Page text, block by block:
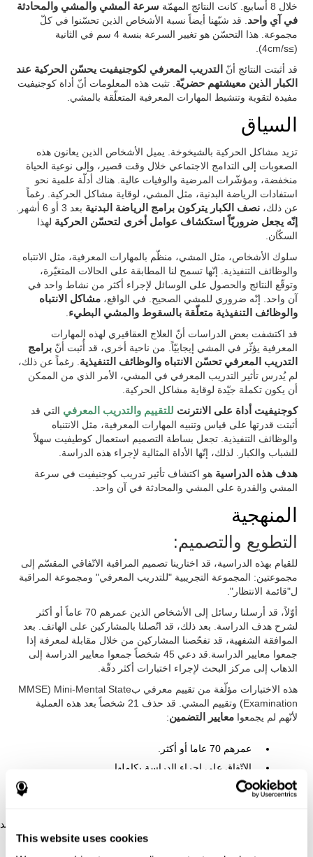
This website uses cookies
خلال 8 أسابيع. كانت النتائج المهمّة
سرعة المشي والمشي والمحادثة
في آي واحد . قد شبّهنا أيضاً نسبة الأشخاص الذين تحسّنوا في كلّ
مجموعة. هذا التحسّن هو تغيير السرعة بنسة 4 سم في الثانية
(≥4cm/s).
قد أثبتت النتائج أنّ
التدريب المعرفي لكوجنيفيت يحسّن الحركية عند
الكبار الذين معيشتهم حضريّة . تثبت هذه المعلومات أنّ أداة كوجنيفيت
مفيدة لتقوية وتنشيط المهارات المعرفية المتعلّقة بالمشي.
السياق
تزيد مشاكل الحركية بالشيخوخة. يميل الأشخاص الذين يعانون هذه
الصعوبات إلى التدامج الاجتماعي خلال وقت قصير، وإلى نوعية الحياة
منخفضة، ومؤشّرات المرضية والوفيات عالية. هناك أدلّة علمية نحو
استفادات الرياضة البدنية، مثل المشي، لوقاية مشاكل الحركية. رغماً
عن ذلك،نصف الكبار يتركون برامج الرياضة البدنية بعد 3 أو 6 أشهر.
إنّه يجعل ضروريّاً استكشاف عوامل أخرى لتحسّن الحركية لهذا
السكّان.
سلوك الأشخاص، مثل المشي، منظّم بالمهارات المعرفية، مثل الانتباه
والوظائف التنفيذية. إنّها تسمح لنا المطابقة على الحالات المتغيّرة،
وتوقّع النتائج والحصول على الوسائل لإجراء أكثر من نشاط واحد في
آن واحد. إنّه ضروري للمشي الصحيح. في الواقع،مشاكل الانتباه
والوظائف التنفيذية متعلّقة بالسقوط والمشي البطيء
قد اكتشفت بعض الدراسات أنّ العلاج العقاقيري لهذه المهارات
المعرفية يؤثّر في المشي إيجابيّاً. من ناحية أخرى، قد أُثبت أنّبرامج
التدريب المعرفي تحسّن الانتباه والوظائف التنفيذية . رغماً عن ذلك،
لم يُدرس تأثير التدريب المعرفي في المشي، الأمر الذي من الممكن
أن يكون تكملة جيّدة لوقاية مشاكل الحركية.
كوجنيفيت أداة على الانترنت للتقييم والتدريب المعرفي التي قد
أثبتت قدرتها على قياس وتنبيه المهارات المعرفية، مثل الانتنباه
والوظائف التنفيذية. تجعل بساطة التصميم استعمال كوطيفيت سهلاً
للشباب والكبار. لذلك، إنّها الأداة المثالية لإجراء هذه الدراسة.
هدف هذه الدراسية هو اكتشاف تأثير تدريب كوجنيفيت في سرعة
المشي والقدرة على المشي والمحادثة في آن واحد.
المنهجية
التطويع والتصميم:
للقيام بهذه الدراسية، قد اختارينا تصميم المراقبة الاتّفاقي المقسّم إلى
مجموعتين: المجموعة التجريبية "للتدريب المعرفي" ومجموعة المراقبة
ل"قائمة الانتظار".
أوّلاً، قد أرسلنا رسائل إلى الأشخاص الذين عمرهم 70 عاماً أو أكثر
لشرح هدف الدراسة. بعد ذلك، قد اتّصلنا بالمشاركين على الهاتف. بعد
الموافقة الشفهية، قد تفحّصنا المشاركين من خلال مقابلة لمعرفة إذا
جمعوا معايير الدراسة.قد دعي 45 شخصاً جمعوا معايير الدراسة إلى
الذهاب إلى مركز البحث لإجراء اختبارات أكثر دقّة.
هذه الاختبارات مؤلّفة من تقييم معرفي بMMSE) Mini-Mental State
Examination) وتقييم المشي. قد حذف 21 شخصاً بعد هذه العملية
لأنّهم لم يجمعوامعايير التضمين:
عمرهم 70 عاما أو أكثر.
الاتّفاق على إجراء الدراسة بكاملها.
ممارسة الرياضة مرّة واحدة في الأسبوع أو أقلّ.
. عدم الخرف (يعني عدم تشخيص الخرف الطبي، بدرجة ≥5 عند